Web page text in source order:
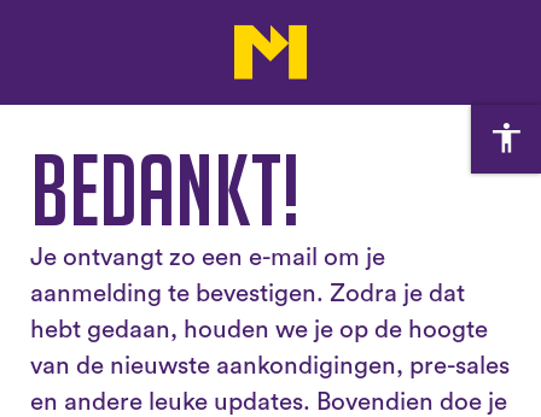
Bedankt!
Je ontvangt zo een e-mail om je
aanmelding te bevestigen. Zodra je dat
hebt gedaan, houden we je op de hoogte
van de nieuwste aankondigingen, pre-sales
en andere leuke updates. Bovendien doe je